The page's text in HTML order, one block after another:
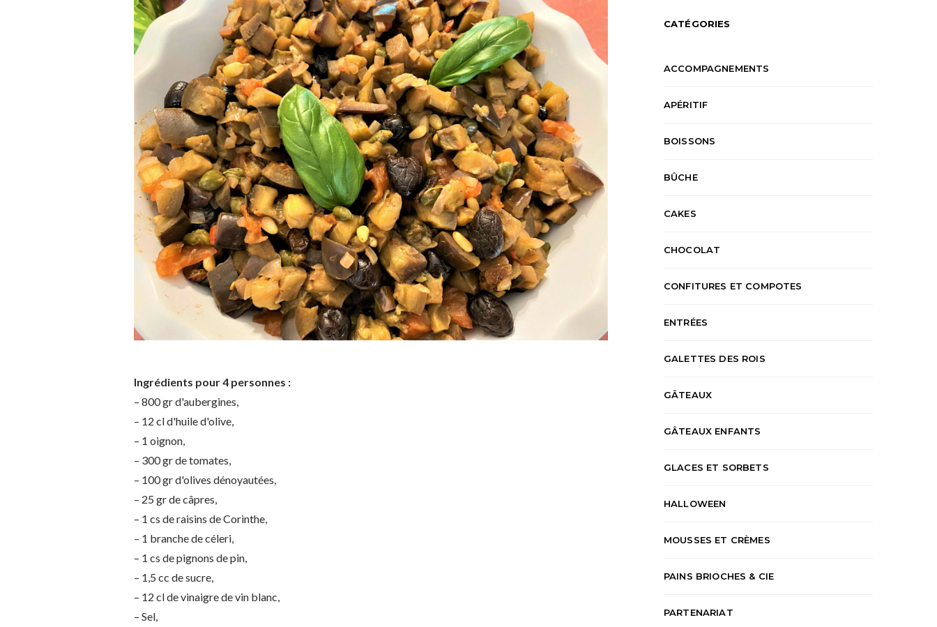
Ingrédients pour 4 personnes :
– 800 gr d'aubergines,
– 12 cl d'huile d'olive,
– 1 oignon,
– 300 gr de tomates,
– 100 gr d'olives dénoyautées,
– 25 gr de câpres,
– 1 cs de raisins de Corinthe,
– 1 branche de céleri,
– 1 cs de pignons de pin,
– 1,5 cc de sucre,
– 12 cl de vinaigre de vin blanc,
– Sel,
CATÉGORIES
ACCOMPAGNEMENTS
APÉRITIF
BOISSONS
BÛCHE
CAKES
CHOCOLAT
CONFITURES ET COMPOTES
ENTRÉES
GALETTES DES ROIS
GÂTEAUX
GÂTEAUX ENFANTS
GLACES ET SORBETS
HALLOWEEN
MOUSSES ET CRÈMES
PAINS BRIOCHES & CIE
PARTENARIAT